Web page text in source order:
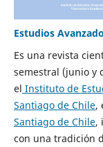
Estudios
Es una revista
semestral (junio y
el Instituto de
Santiago de Chile,
Santiago de Chile,
con una tradición